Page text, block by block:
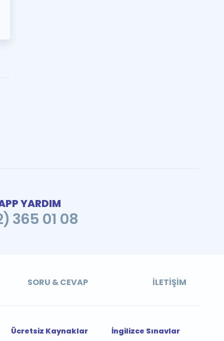
YARDIM
365 01 08
SORU & CEVAP İLETIŞIM
Ücretsiz Kaynaklar
İngilizce Sınavlar